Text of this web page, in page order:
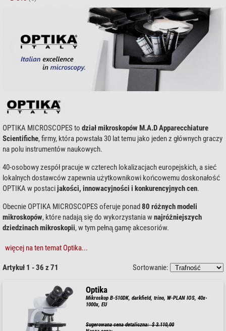
OPTIKA MICROSCOPES to dział mikroskopów M.A.D Apparecchiature
Scientifiche, firmy, która powstała 30 lat temu jako jeden z głównych graczy
na polu instrumentów naukowych.
40-osobowy zespół pracuje w czterech lokalizacjach europejskich, a sieć
lokalnych dostawców zapewnia użytkownikowi końcowemu doskonałość
OPTIKA w postacijakości, innowacyjności i konkurencyjnych cen.
Obecnie OPTIKA MICROSCOPES oferuje ponad80 różnych modeli
mikroskopów, które nadają się do wykorzystania wnajróżniejszych
dziedzinach mikroskopii, w tym pełną gamę akcesoriów.
więcej na ten temat Optika...
Artykuł 1 - 36 z 71 Sortowanie:
Optika
Mikroskop B-510DK, darkfield, trino, W-PLAN IOS, 40x-
1000x, EU
Sugerowana cena detaliczna: $ 3.110,00